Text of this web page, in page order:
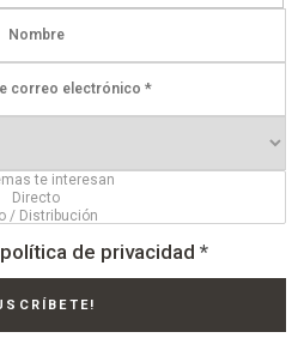
política de privacidad *